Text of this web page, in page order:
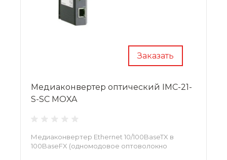
Заказать
Медиаконвертер оптический IMC-21-
S-SC MOXA
Медиаконвертер Ethernet 10/100BaseTX в
100BaseFX (одномодовое оптоволокно